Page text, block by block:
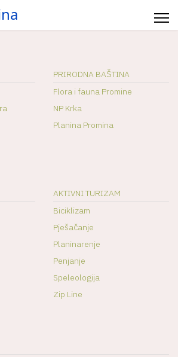
PRIRODNA BAŠTINA
Flora i fauna Promine
NP Krka
Planina Promina
AKTIVNI TURIZAM
Biciklizam
Pješačanje
Planinarenje
Penjanje
Speleologija
Zip Line